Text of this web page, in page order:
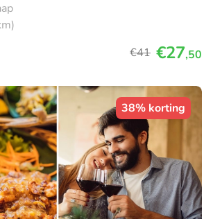
€41 €27,50
38% korting